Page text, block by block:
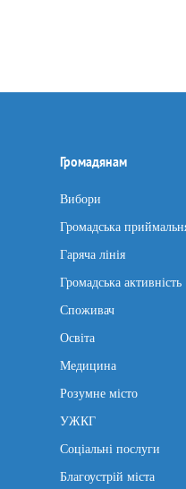
Громадянам
Вибори
Громадська
Гаряча лінія
Громадська активність
Споживач
Освіта
Медицина
Розумне місто
УЖКГ
Соціальні послуги
Благоустрій міста